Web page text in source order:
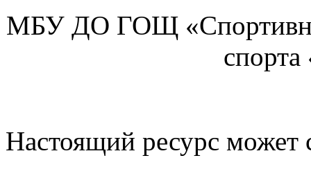
МБУ ДО ГОЩ
Настоящий ресурс может